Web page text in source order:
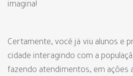
imagina!
Certamente, você já viu alunos e
cidade interagindo com a
fazendo atendimentos, em ações